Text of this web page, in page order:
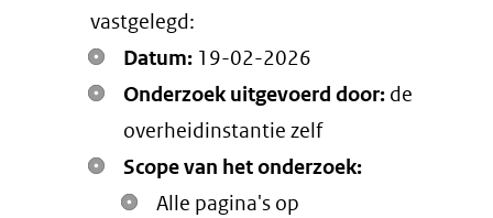
vastgelegd:
Datum: 19-02-2026
Onderzoek uitgevoerd door: de
overheidinstantie zelf
Scope van het onderzoek:
Alle pagina's op